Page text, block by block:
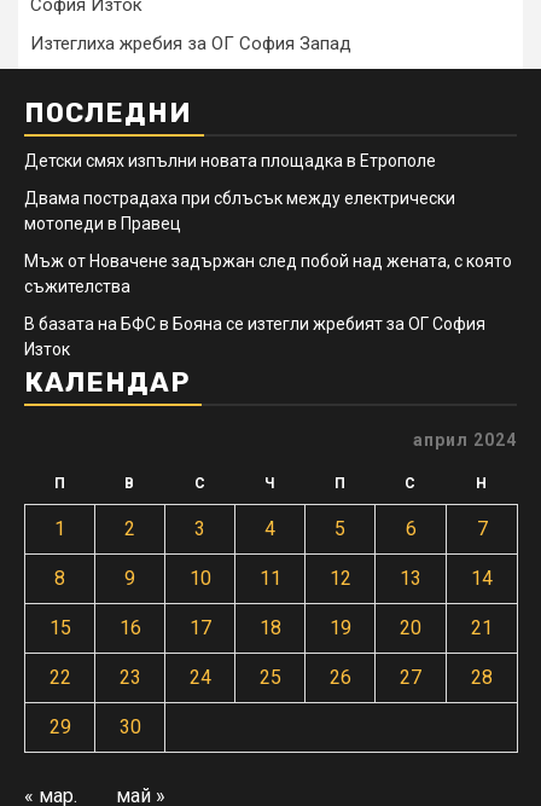
София Изток
Изтеглиха жребия за ОГ София Запад
ПОСЛЕДНИ
Детски смях изпълни новата площадка в Етрополе
Двама пострадаха при сблъсък между електрически
мотопеди в Правец
Мъж от Новачене задържан след побой над жената, с която
съжителства
В базата на БФС в Бояна се изтегли жребият за ОГ София
Изток
КАЛЕНДАР
април 2024
П В С Ч П С Н
1 2 3 4 5 6 7
8 9 10 11 12 13 14
15 16 17 18 19 20 21
22 23 24 25 26 27 28
29 30
« мар. май »